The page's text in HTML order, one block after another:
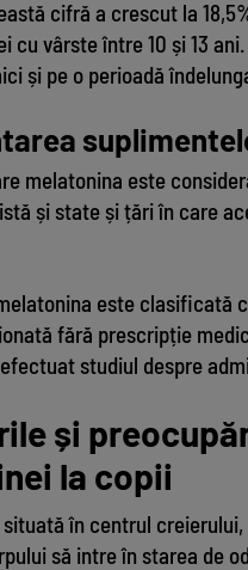
cifră a crescut la
cu vârste între 10 și 13
și pe o perioadă
melatonina este
și state și țări în care
este clasificată
fără prescripție
studiul despre
și
la copii
situată în centrul
să intre în starea de